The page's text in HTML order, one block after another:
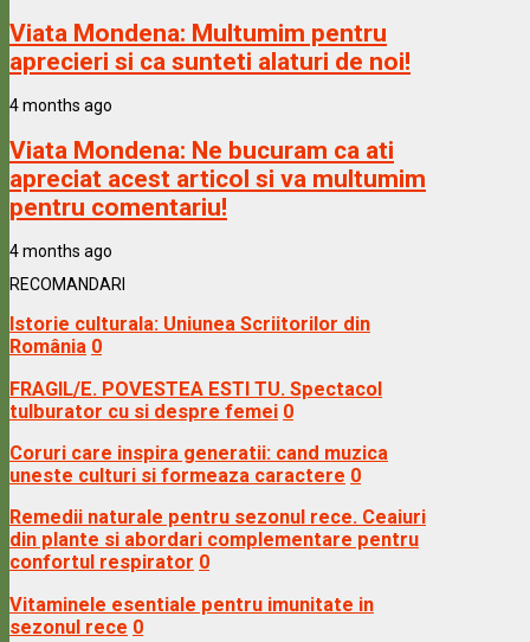
Viata Mondena: Multumim pentru
aprecieri si ca sunteti alaturi de noi!
4 months ago
Viata Mondena: Ne bucuram ca ati
apreciat acest articol si va multumim
pentru comentariu!
4 months ago
RECOMANDARI
Istorie culturala: Uniunea Scriitorilor din
România 0
FRAGIL/E. POVESTEA ESTI TU. Spectacol
tulburator cu si despre femei 0
Coruri care inspira generatii: cand muzica
uneste culturi si formeaza caractere 0
Remedii naturale pentru sezonul rece. Ceaiuri
din plante si abordari complementare pentru
confortul respirator 0
Vitaminele esentiale pentru imunitate in
sezonul rece 0